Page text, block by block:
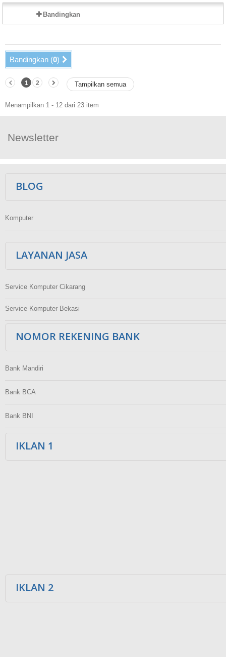
Bandingkan
Bandingkan (0)
Tampilkan semua
1 2
Menampilkan 1 - 12 dari 23 item
Newsletter
BLOG
Komputer
LAYANAN JASA
Service Komputer Cikarang
Service Komputer Bekasi
NOMOR REKENING BANK
Bank Mandiri
Bank BCA
Bank BNI
IKLAN 1
IKLAN 2